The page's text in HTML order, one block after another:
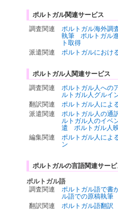
ポルトガル関連サービス
調査関連
ポルトガル海外調
執筆
ポルトガル
ト取得
派遣関連
ポルトガルにおけ
ポルトガル人関連サービス
調査関連
ポルトガル人への
ルトガル人グルイ
翻訳関連
ポルトガル人によ
派遣関連
ポルトガル人の通
ルトガル人のイベ
遣
ポルトガル人
編集関連
ポルトガル人によ
ン
ポルトガルの言語関連サー
ポルトガル語
調査関連
ポルトガル語で書
ル語での原稿執筆
翻訳関連
ポルトガル語翻訳